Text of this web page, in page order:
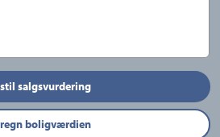
salgsvurdering
boligværdien